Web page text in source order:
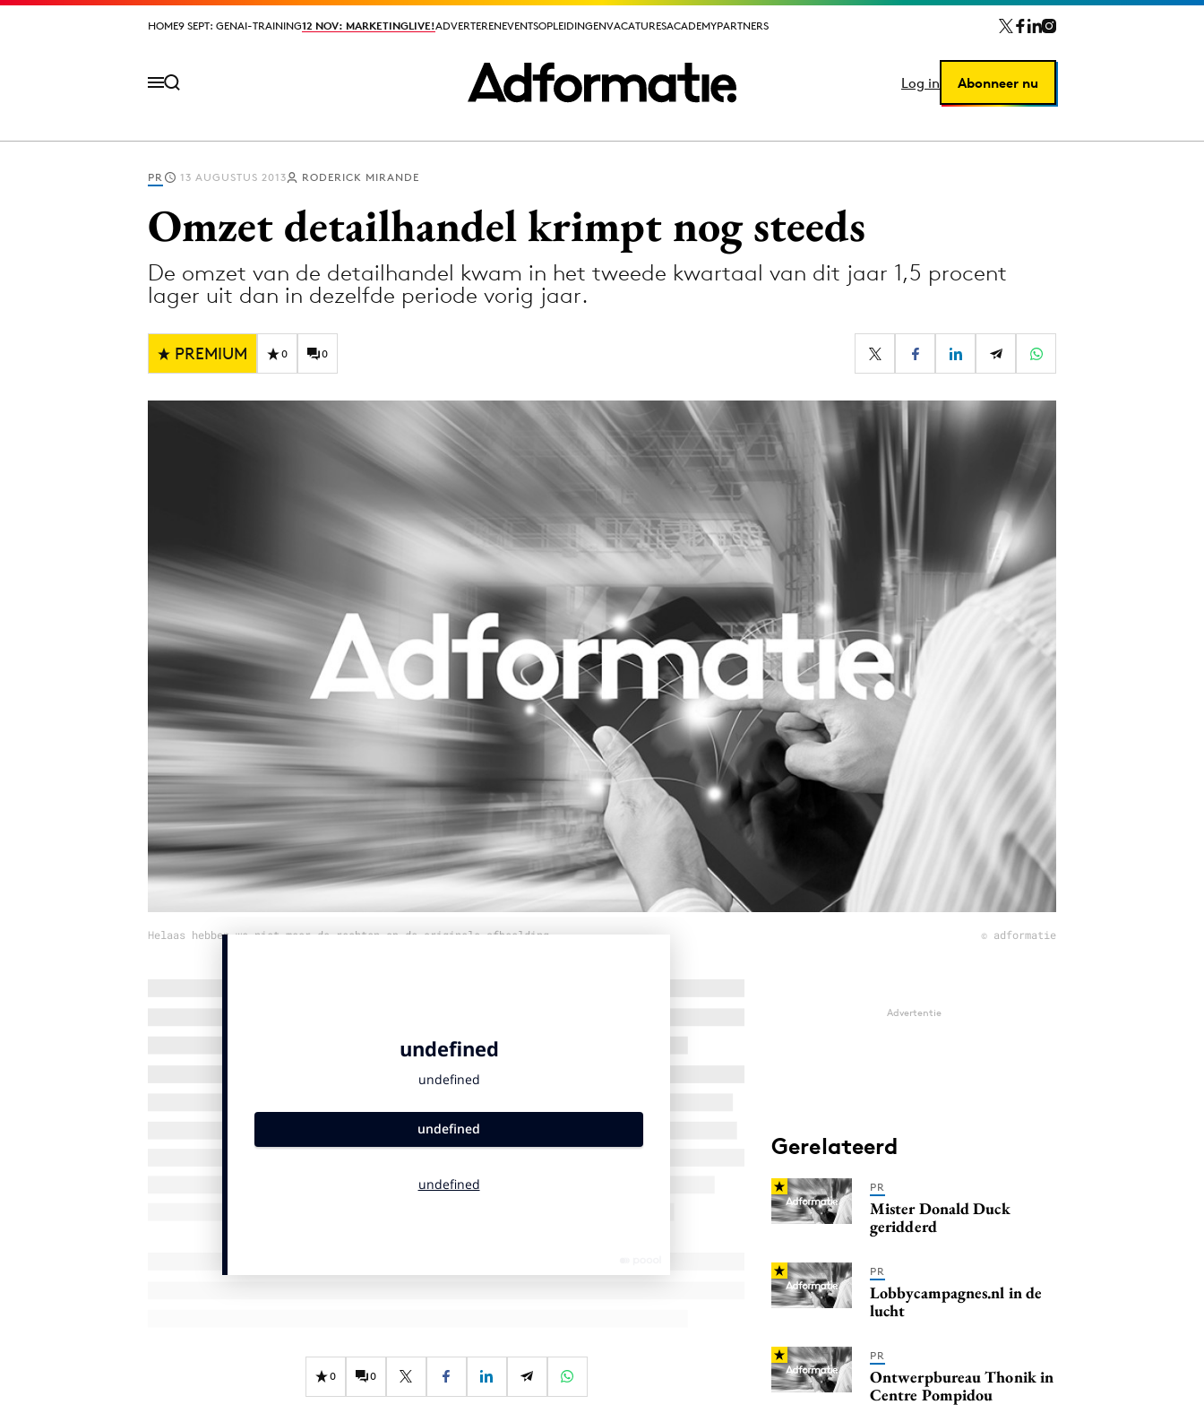
HOME9 SEPT: GENAI-TRAINING12 NOV: MARKETINGLIVE!ADVERTERENEVENTSOPLEIDINGENVACATURESACADEMYPARTNERS
Log in Abonneer nu
HOME9 SEPT: GENAI-TRAINING12 NOV: MARKETINGLIVE!ADVERTERENEVENTSOPLEIDINGENVACATURESACADEMYPARTNERS
Log in Abonneer nu
Digital transformation
Diversiteit
Effectiviteit
Influencer marketing
Interne communicatie
Programmatic
Purpose Marketing
Reputatie & crisis
PR 13 AUGUSTUS 2013 RODERICK MIRANDE
Omzet detailhandel krimpt nog steeds
De omzet van de detailhandel kwam in het tweede kwartaal van dit jaar 1,5 procent
lager uit dan in dezelfde periode vorig jaar.
PREMIUM 0 0
Helaas hebben we niet meer de rechten op de originele afbeelding © adformatie
0 0
Advertentie
Gerelateerd
PR
Mister Donald Duck
geridderd
PR
Lobbycampagnes.nl in de
lucht
PR
Ontwerpbureau Thonik in
Centre Pompidou